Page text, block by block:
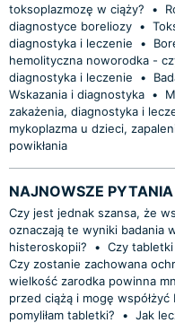
toksoplazmozę w ciąży?
•
diagnostyce boreliozy •
diagnostyka i leczenie
•
hemolityczna noworodka -
diagnostyka i leczenie
•
Wskazania i diagnostyka •
zakażenia, diagnostyka i
mykoplazma u dzieci,
powikłania
NAJNOWSZE
Czy jest jednak szansa, że
oznaczają te wyniki badania
histeroskopii?
• Czy tabletki
Czy zostanie zachowana
wielkość zarodka powinna
przed ciążą i mogę
pomyliłam tabletki?
• Jak